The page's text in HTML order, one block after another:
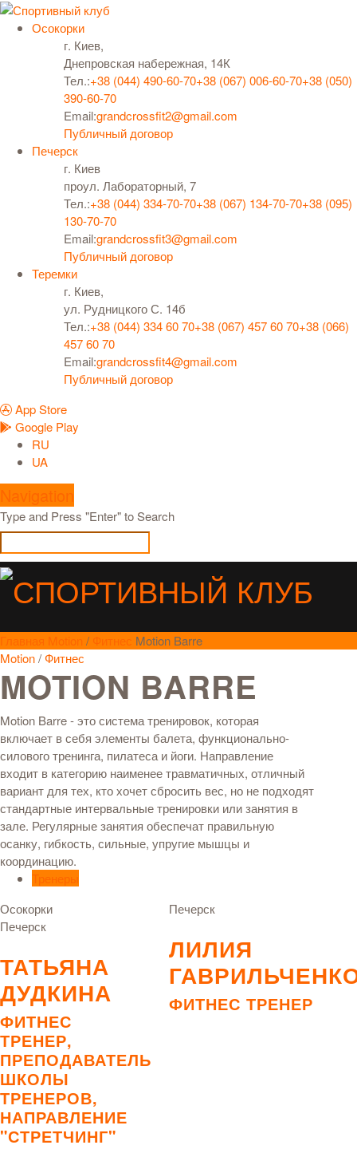
Осокорки
г. Киев,
Днепровская набережная, 14К
Тел.:+38 (044) 490-60-70+38 (067) 006-60-70+38 (050)
390-60-70
Email:grandcrossfit2@gmail.com
Публичный договор
Печерск
г. Киев
проул. Лабораторный, 7
Тел.:+38 (044) 334-70-70+38 (067) 134-70-70+38 (095)
130-70-70
Email:grandcrossfit3@gmail.com
Публичный договор
Теремки
г. Киев,
ул. Рудницкого С. 14б
Тел.:+38 (044) 334 60 70+38 (067) 457 60 70+38 (066)
457 60 70
Email:grandcrossfit4@gmail.com
Публичный договор
App Store
Google Play
RU
UA
Navigation
Type and Press "Enter" to Search
Главная Motion / Фитнес Motion Barre
Motion/Фитнес
MOTION BARRE
Motion Barre - это система тренировок, которая
включает в себя элементы балета, функционально-
силового тренинга, пилатеса и йоги. Направление
входит в категорию наименее травматичных, отличный
вариант для тех, кто хочет сбросить вес, но не подходят
стандартные интервальные тренировки или занятия в
зале. Регулярные занятия обеспечат правильную
осанку, гибкость, сильные, упругие мышцы и
координацию.
Тренеры
Осокорки
Печерск
ТАТЬЯНА
ДУДКИНА
ФИТНЕС
ТРЕНЕР,
ПРЕПОДАВАТЕЛЬ
ШКОЛЫ
ТРЕНЕРОВ,
НАПРАВЛЕНИЕ
"СТРЕТЧИНГ"
Печерск
ЛИЛИЯ
ФИТНЕС ТРЕНЕР